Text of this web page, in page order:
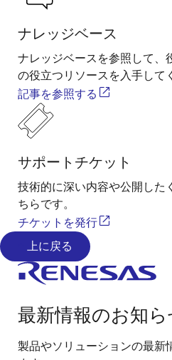
ナレッジベース
ナレッジベースを参照して、
の役立つリソースを入手して
記事を参照する
サポートチケット
技術的に深い内容や公開した
ちらです。
チケットを発行
上に戻る
最新情報のお知
製品やソリューションの最新